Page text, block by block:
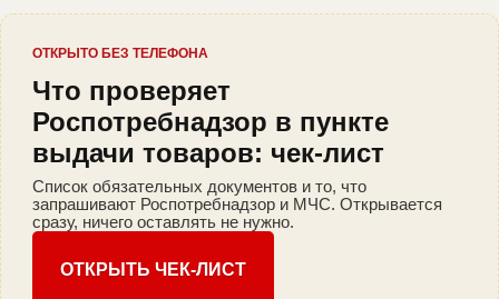
ОТКРЫТО БЕЗ ТЕЛЕФОНА
Что проверяет
Роспотребнадзор в пункте
выдачи товаров: чек-лист
Список обязательных документов и то, что
запрашивают Роспотребнадзор и МЧС. Открывается
сразу, ничего оставлять не нужно.
ОТКРЫТЬ ЧЕК-ЛИСТ